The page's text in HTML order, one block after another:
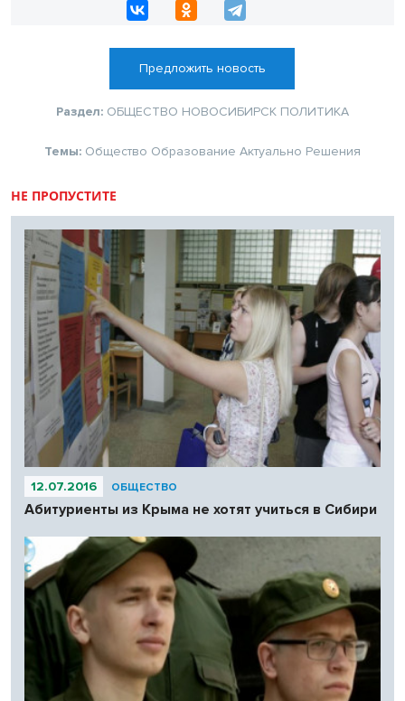
Предложить новость
Раздел: ОБЩЕСТВО НОВОСИБИРСК ПОЛИТИКА
Темы: Общество Образование Актуально Решения
НЕ ПРОПУСТИТЕ
12.07.2016 ОБЩЕСТВО
Абитуриенты из Крыма не хотят учиться в Сибири